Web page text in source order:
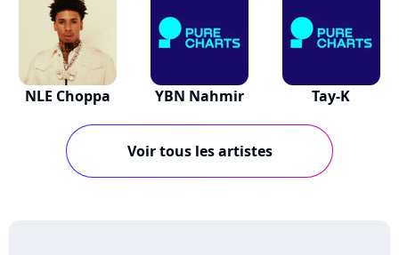
NLE Choppa YBN Nahmir Tay-K
Voir tous les artistes